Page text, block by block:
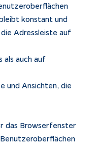
konstant und
Adressleiste auf
als auch auf
und Ansichten, die
das Browserfenster